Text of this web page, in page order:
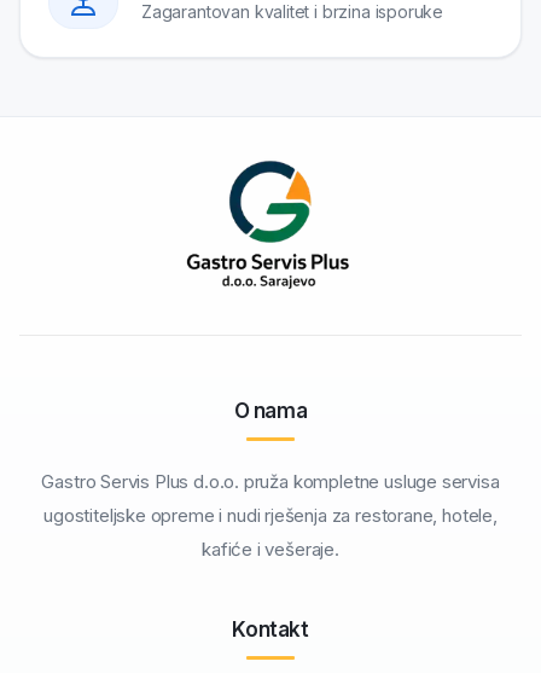
Zagarantovan kvalitet i brzina isporuke
O nama
Gastro Servis Plus d.o.o. pruža kompletne usluge servisa
ugostiteljske opreme i nudi rješenja za restorane, hotele,
kafiće i vešeraje.
Kontakt